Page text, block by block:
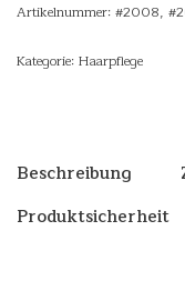
Artikelnummer: #2008,
Kategorie: Haarpflege
Beschreibung
Produktsicherheit